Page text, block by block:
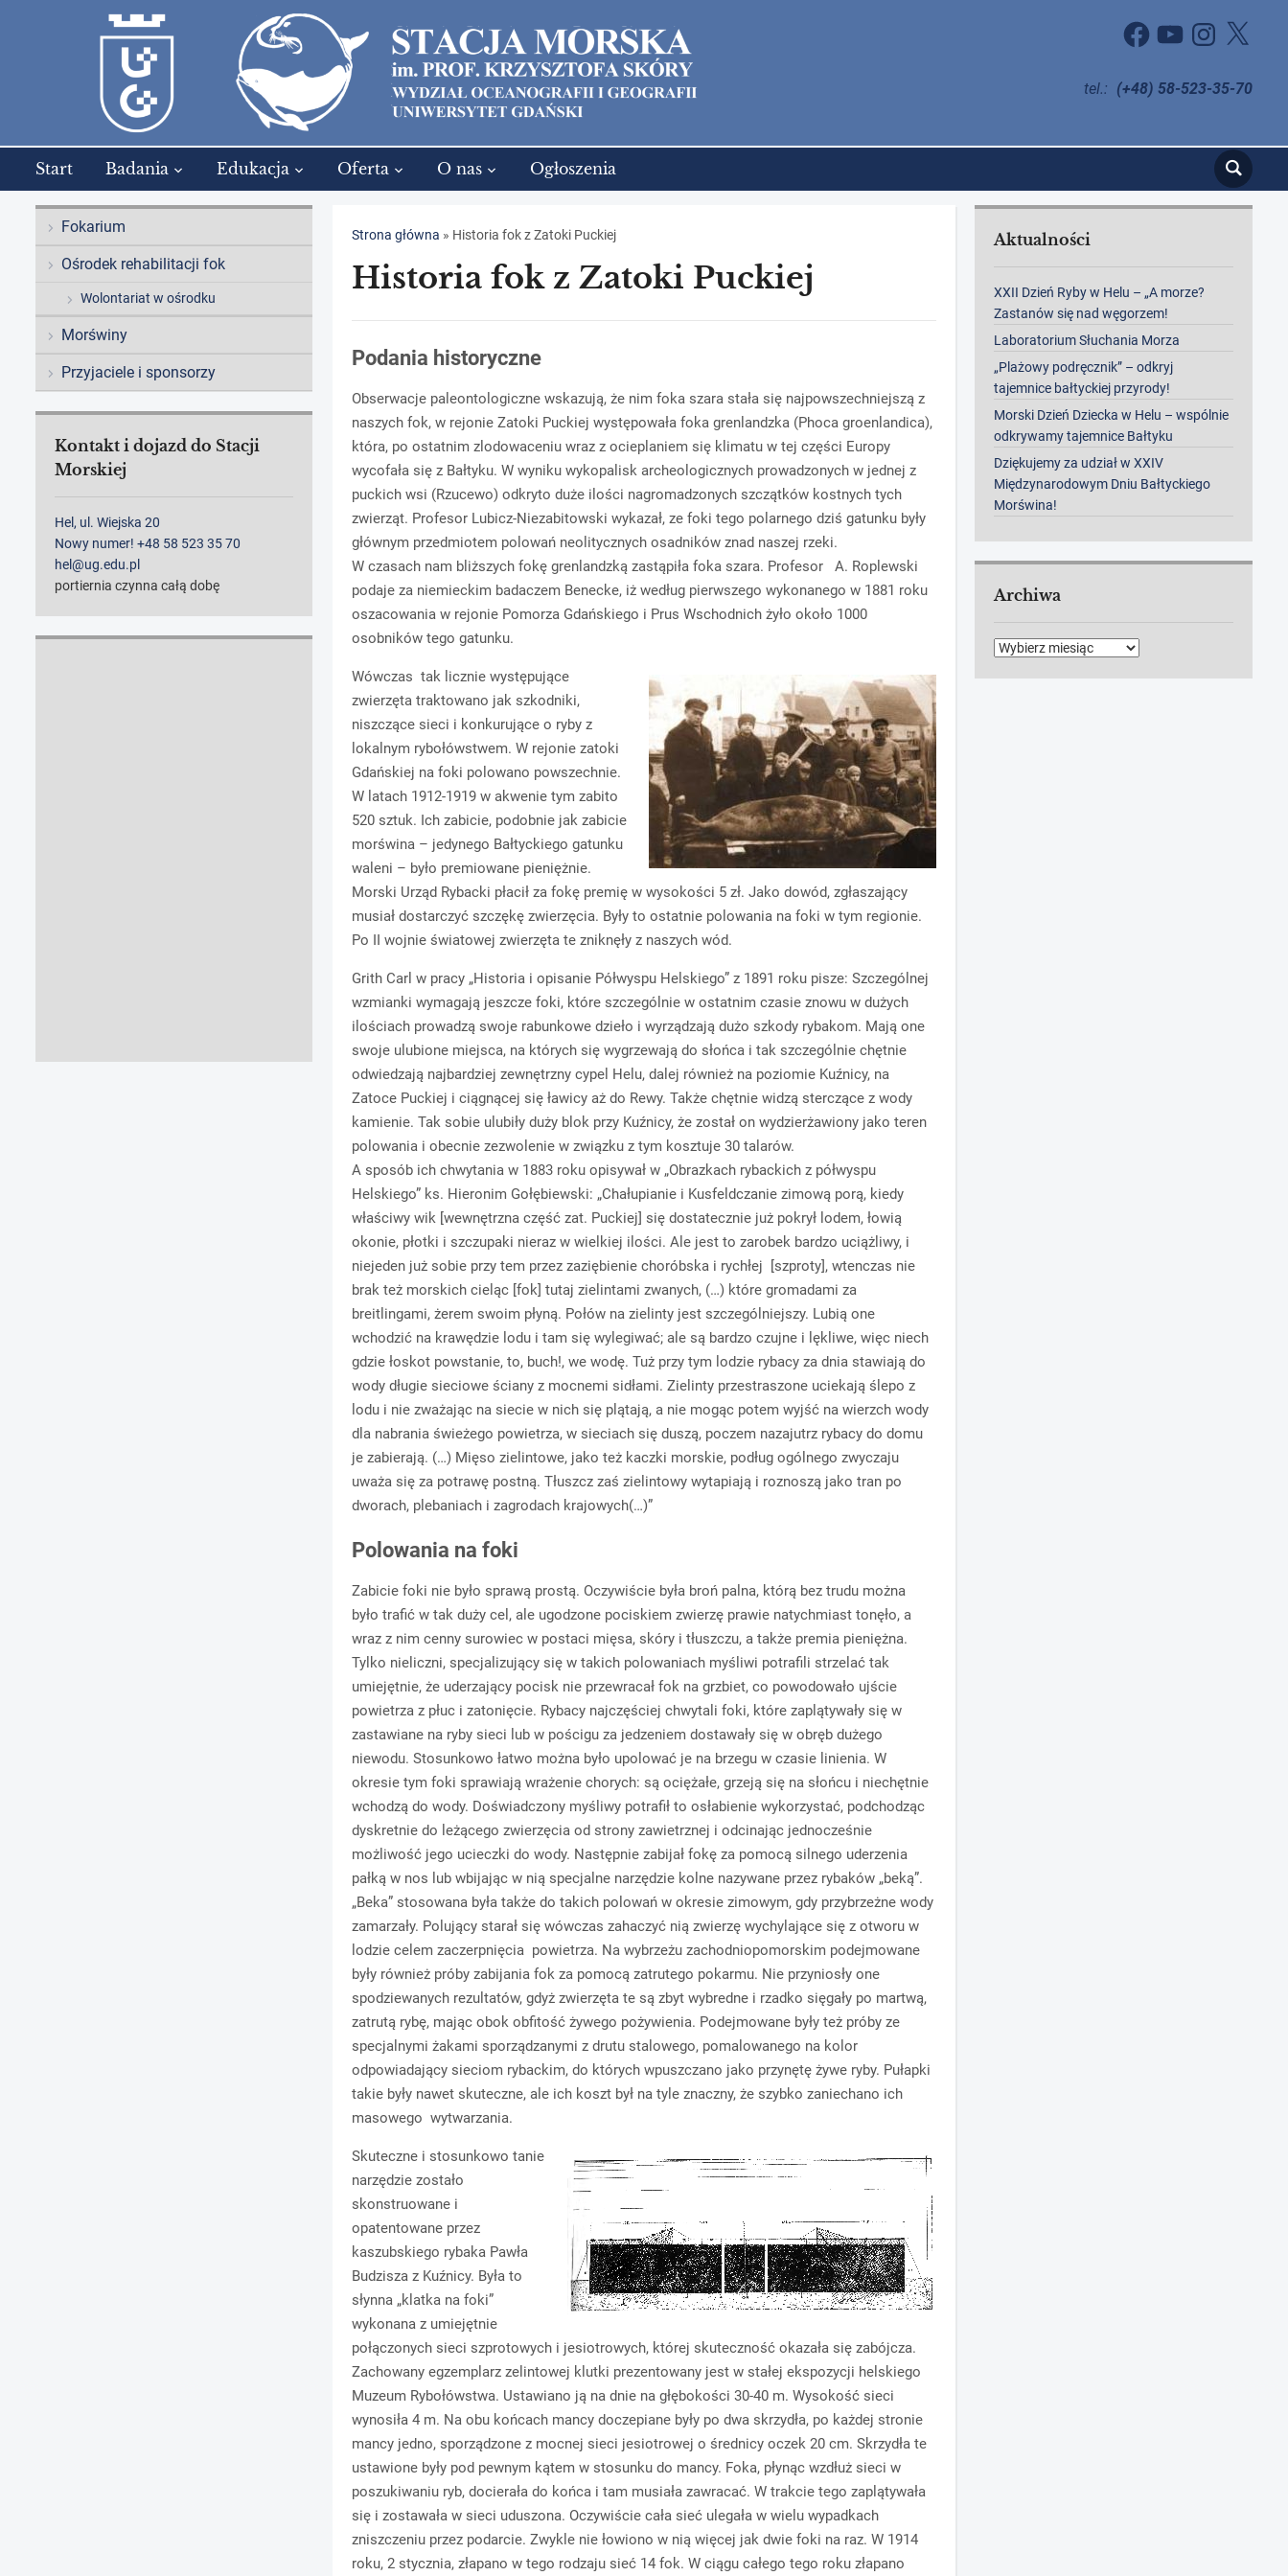
FacebookYouTubeInstagram
X
tel.: (+48) 58-523-35-70
Start Badania Edukacja Oferta O nas Ogłoszenia
Fokarium
Ośrodek rehabilitacji fok
Wolontariat w ośrodku
Morświny
Przyjaciele i sponsorzy
Kontakt i dojazd do Stacji
Morskiej
Hel, ul. Wiejska 20
Nowy numer! +48 58 523 35 70
hel@ug.edu.pl
portiernia czynna całą dobę
Strona główna » Historia fok z Zatoki Puckiej
Historia fok z Zatoki Puckiej
Podania historyczne
Obserwacje paleontologiczne wskazują, że nim foka szara stała się najpowszechniejszą z
naszych fok, w rejonie Zatoki Puckiej występowała foka grenlandzka (Phoca groenlandica),
która, po ostatnim zlodowaceniu wraz z ocieplaniem się klimatu w tej części Europy
wycofała się z Bałtyku. W wyniku wykopalisk archeologicznych prowadzonych w jednej z
puckich wsi (Rzucewo) odkryto duże ilości nagromadzonych szczątków kostnych tych
zwierząt. Profesor Lubicz-Niezabitowski wykazał, ze foki tego polarnego dziś gatunku były
głównym przedmiotem polowań neolitycznych osadników znad naszej rzeki.
W czasach nam bliższych fokę grenlandzką zastąpiła foka szara. Profesor A. Roplewski
podaje za niemieckim badaczem Benecke, iż według pierwszego wykonanego w 1881 roku
oszacowania w rejonie Pomorza Gdańskiego i Prus Wschodnich żyło około 1000
osobników tego gatunku.
Wówczas tak licznie występujące
zwierzęta traktowano jak szkodniki,
niszczące sieci i konkurujące o ryby z
lokalnym rybołówstwem. W rejonie zatoki
Gdańskiej na foki polowano powszechnie.
W latach 1912-1919 w akwenie tym zabito
520 sztuk. Ich zabicie, podobnie jak zabicie
morświna – jedynego Bałtyckiego gatunku
waleni – było premiowane pieniężnie.
Morski Urząd Rybacki płacił za fokę premię w wysokości 5 zł. Jako dowód, zgłaszający
musiał dostarczyć szczękę zwierzęcia. Były to ostatnie polowania na foki w tym regionie.
Po II wojnie światowej zwierzęta te zniknęły z naszych wód.
Grith Carl w pracy „Historia i opisanie Półwyspu Helskiego” z 1891 roku pisze: Szczególnej
wzmianki wymagają jeszcze foki, które szczególnie w ostatnim czasie znowu w dużych
ilościach prowadzą swoje rabunkowe dzieło i wyrządzają dużo szkody rybakom. Mają one
swoje ulubione miejsca, na których się wygrzewają do słońca i tak szczególnie chętnie
odwiedzają najbardziej zewnętrzny cypel Helu, dalej również na poziomie Kuźnicy, na
Zatoce Puckiej i ciągnącej się ławicy aż do Rewy. Także chętnie widzą sterczące z wody
kamienie. Tak sobie ulubiły duży blok przy Kuźnicy, że został on wydzierżawiony jako teren
polowania i obecnie zezwolenie w związku z tym kosztuje 30 talarów.
A sposób ich chwytania w 1883 roku opisywał w „Obrazkach rybackich z półwyspu
Helskiego” ks. Hieronim Gołębiewski: „Chałupianie i Kusfeldczanie zimową porą, kiedy
właściwy wik [wewnętrzna część zat. Puckiej] się dostatecznie już pokrył lodem, łowią
okonie, płotki i szczupaki nieraz w wielkiej ilości. Ale jest to zarobek bardzo uciążliwy, i
niejeden już sobie przy tem przez zaziębienie choróbska i rychłej [szproty], wtenczas nie
brak też morskich cieląc [fok] tutaj zielintami zwanych, (…) które gromadami za
breitlingami, żerem swoim płyną. Połów na zielinty jest szczególniejszy. Lubią one
wchodzić na krawędzie lodu i tam się wylegiwać; ale są bardzo czujne i lękliwe, więc niech
gdzie łoskot powstanie, to, buch!, we wodę. Tuż przy tym lodzie rybacy za dnia stawiają do
wody długie sieciowe ściany z mocnemi sidłami. Zielinty przestraszone uciekają ślepo z
lodu i nie zważając na siecie w nich się plątają, a nie mogąc potem wyjść na wierzch wody
dla nabrania świeżego powietrza, w sieciach się duszą, poczem nazajutrz rybacy do domu
je zabierają. (…) Mięso zielintowe, jako też kaczki morskie, podług ogólnego zwyczaju
uważa się za potrawę postną. Tłuszcz zaś zielintowy wytapiają i roznoszą jako tran po
dworach, plebaniach i zagrodach krajowych(…)”
Polowania na foki
Zabicie foki nie było sprawą prostą. Oczywiście była broń palna, którą bez trudu można
było trafić w tak duży cel, ale ugodzone pociskiem zwierzę prawie natychmiast tonęło, a
wraz z nim cenny surowiec w postaci mięsa, skóry i tłuszczu, a także premia pieniężna.
Tylko nieliczni, specjalizujący się w takich polowaniach myśliwi potrafili strzelać tak
umiejętnie, że uderzający pocisk nie przewracał fok na grzbiet, co powodowało ujście
powietrza z płuc i zatonięcie. Rybacy najczęściej chwytali foki, które zaplątywały się w
zastawiane na ryby sieci lub w pościgu za jedzeniem dostawały się w obręb dużego
niewodu. Stosunkowo łatwo można było upolować je na brzegu w czasie linienia. W
okresie tym foki sprawiają wrażenie chorych: są ociężałe, grzeją się na słońcu i niechętnie
wchodzą do wody. Doświadczony myśliwy potrafił to osłabienie wykorzystać, podchodząc
dyskretnie do leżącego zwierzęcia od strony zawietrznej i odcinając jednocześnie
możliwość jego ucieczki do wody. Następnie zabijał fokę za pomocą silnego uderzenia
pałką w nos lub wbijając w nią specjalne narzędzie kolne nazywane przez rybaków „beką”.
„Beka” stosowana była także do takich polowań w okresie zimowym, gdy przybrzeżne wody
zamarzały. Polujący starał się wówczas zahaczyć nią zwierzę wychylające się z otworu w
lodzie celem zaczerpnięcia powietrza. Na wybrzeżu zachodniopomorskim podejmowane
były również próby zabijania fok za pomocą zatrutego pokarmu. Nie przyniosły one
spodziewanych rezultatów, gdyż zwierzęta te są zbyt wybredne i rzadko sięgały po martwą,
zatrutą rybę, mając obok obfitość żywego pożywienia. Podejmowane były też próby ze
specjalnymi żakami sporządzanymi z drutu stalowego, pomalowanego na kolor
odpowiadający sieciom rybackim, do których wpuszczano jako przynętę żywe ryby. Pułapki
takie były nawet skuteczne, ale ich koszt był na tyle znaczny, że szybko zaniechano ich
masowego wytwarzania.
Skuteczne i stosunkowo tanie
narzędzie zostało
skonstruowane i
opatentowane przez
kaszubskiego rybaka Pawła
Budzisza z Kuźnicy. Była to
słynna „klatka na foki”
wykonana z umiejętnie
połączonych sieci szprotowych i jesiotrowych, której skuteczność okazała się zabójcza.
Zachowany egzemplarz zelintowej klutki prezentowany jest w stałej ekspozycji helskiego
Muzeum Rybołówstwa. Ustawiano ją na dnie na głębokości 30-40 m. Wysokość sieci
wynosiła 4 m. Na obu końcach mancy doczepiane były po dwa skrzydła, po każdej stronie
mancy jedno, sporządzone z mocnej sieci jesiotrowej o średnicy oczek 20 cm. Skrzydła te
ustawione były pod pewnym kątem w stosunku do mancy. Foka, płynąc wzdłuż sieci w
poszukiwaniu ryb, docierała do końca i tam musiała zawracać. W trakcie tego zaplątywała
się i zostawała w sieci uduszona. Oczywiście cała sieć ulegała w wielu wypadkach
zniszczeniu przez podarcie. Zwykle nie łowiono w nią więcej jak dwie foki na raz. W 1914
roku, 2 stycznia, złapano w tego rodzaju sieć 14 fok. W ciągu całego tego roku złapano
Aktualności
XXII Dzień Ryby w Helu – „A morze?
Zastanów się nad węgorzem!
Laboratorium Słuchania Morza
„Plażowy podręcznik” – odkryj
tajemnice bałtyckiej przyrody!
Morski Dzień Dziecka w Helu – wspólnie
odkrywamy tajemnice Bałtyku
Dziękujemy za udział w XXIV
Międzynarodowym Dniu Bałtyckiego
Morświna!
Archiwa
Archiwa